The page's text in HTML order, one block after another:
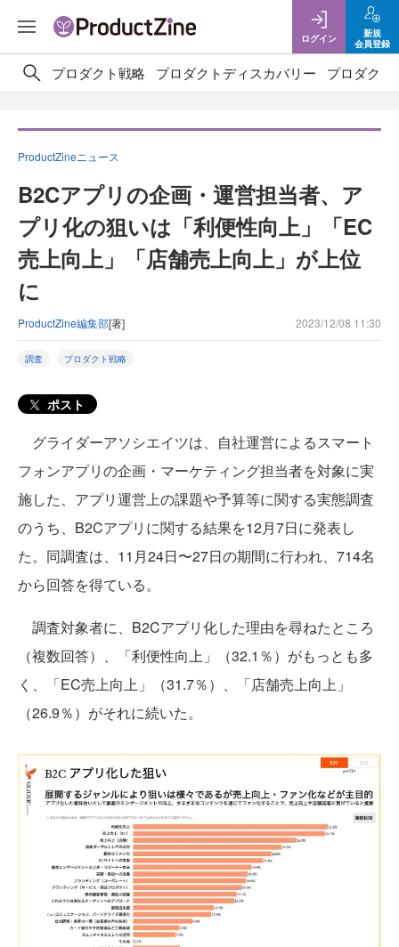
ログイン
新規
会員登録
プロダクト戦略 プロダクトディスカバリー プロダクト
ProductZineニュース
B2Cアプリの企画・運営担当者、ア
プリ化の狙いは「利便性向上」「EC
売上向上」「店舗売上向上」が上位
に
ProductZine編集部[著] 2023/12/08 11:30
調査 プロダクト戦略
ポスト
グライダーアソシエイツは、自社運営によるスマート
フォンアプリの企画・マーケティング担当者を対象に実
施した、アプリ運営上の課題や予算等に関する実態調査
のうち、B2Cアプリに関する結果を12月7日に発表し
た。同調査は、11月24日〜27日の期間に行われ、714名
から回答を得ている。
調査対象者に、B2Cアプリ化した理由を尋ねたところ
（複数回答）、「利便性向上」（32.1％）がもっとも多
く、「EC売上向上」（31.7％）、「店舗売上向上」
（26.9％）がそれに続いた。